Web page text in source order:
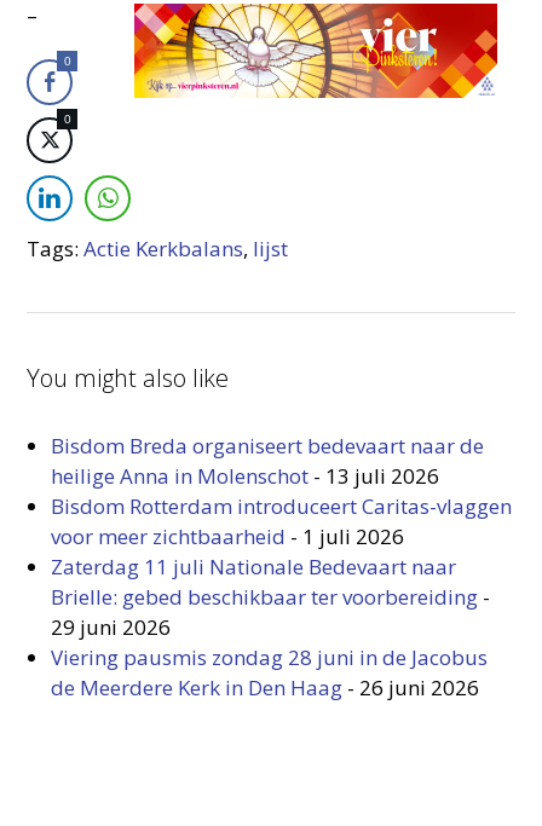
–
0
0
Tags:Actie Kerkbalans, lijst
You might also like
Bisdom Breda organiseert bedevaart naar de
heilige Anna in Molenschot - 13 juli 2026
Bisdom Rotterdam introduceert Caritas-vlaggen
voor meer zichtbaarheid - 1 juli 2026
Zaterdag 11 juli Nationale Bedevaart naar
Brielle: gebed beschikbaar ter voorbereiding -
29 juni 2026
Viering pausmis zondag 28 juni in de Jacobus
de Meerdere Kerk in Den Haag - 26 juni 2026